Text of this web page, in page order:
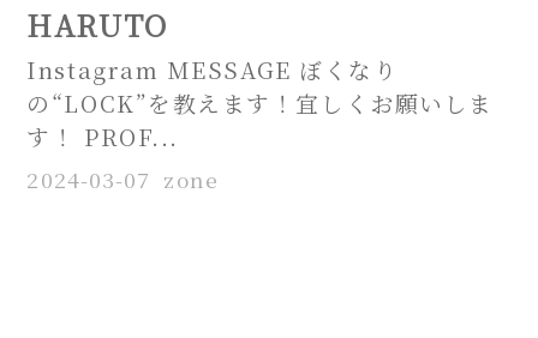
HARUTO
Instagram MESSAGE ぼくなり
の“LOCK”を教えます！宜しくお願いしま
す！ PROF...
2024-03-07 zone